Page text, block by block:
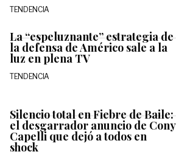
TENDENCIA
La “espeluznante” estrategia de
la defensa de Américo sale a la
luz en plena TV
TENDENCIA
Silencio total en Fiebre de Baile:
el desgarrador anuncio de Cony
Capelli que dejó a todos en
shock